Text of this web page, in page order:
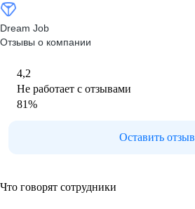
Dream Job
Отзывы о компании
4,2
Не работает с отзывами
81%
Оставить отзыв
Что говорят сотрудники